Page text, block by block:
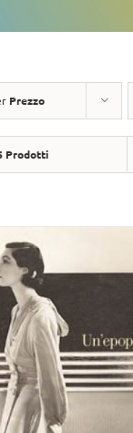
Prezzo
Prodotti